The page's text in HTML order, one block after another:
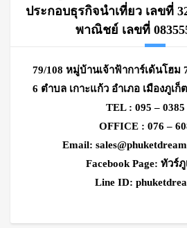
ประกอบธุรกิจนำเที่ยว เลขที่
พาณิชย์ เลขที่
79/108 หมู่บ้านเจ้าฟ้าการ์เด้นโฮม
6 ตำบล เกาะแก้ว อำเภอ เมืองภูเก็
TEL : 095 – 0385
OFFICE : 076 –
Email:
Facebook Page: ทัวร์
Line ID: